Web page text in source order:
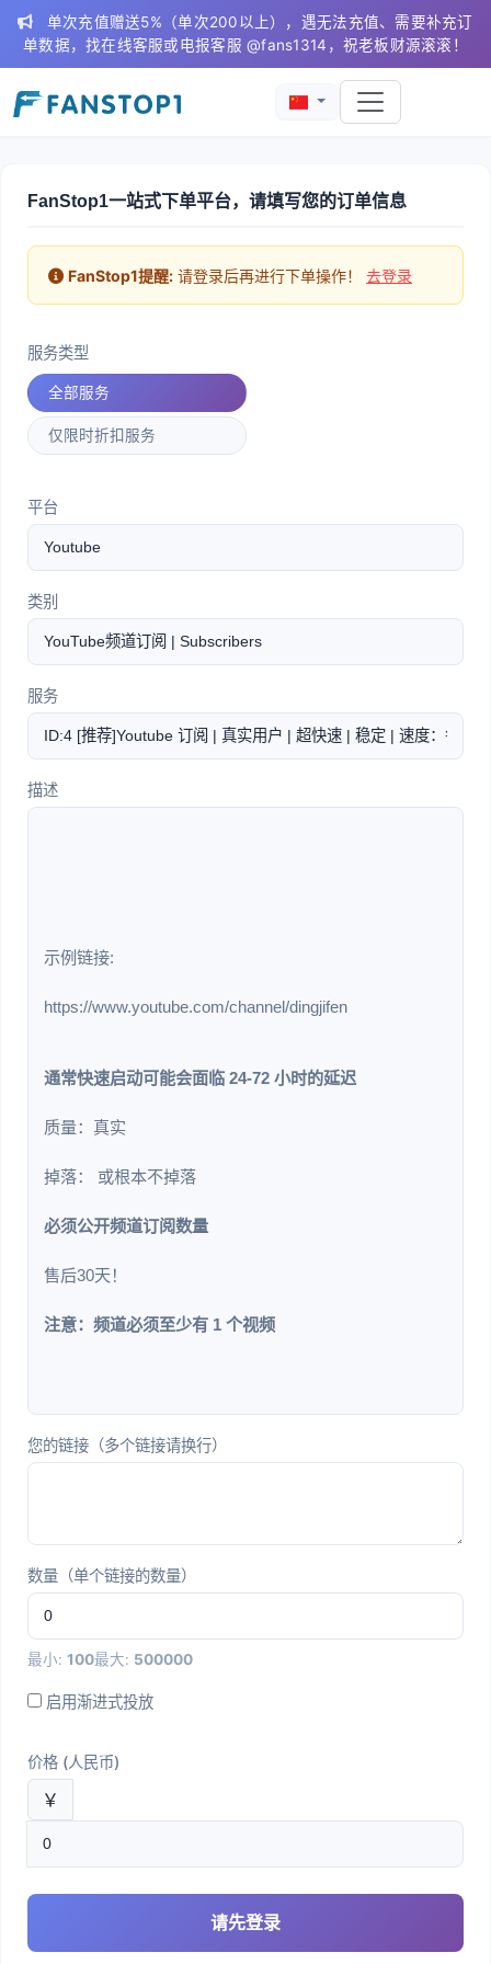
单次充值赠送5%（单次200以上），遇无法充值、需要补充订
单数据，找在线客服或电报客服 @fans1314，祝老板财源滚滚！
FanStop1一站式下单平台，请填写您的订单信息
FanStop1提醒: 请登录后再进行下单操作！ 去登录
服务类型
全部服务
仅限时折扣服务
平台
类别
服务
描述
示例链接:
https://www.youtube.com/channel/dingjifen
通常快速启动可能会面临 24-72 小时的延迟
质量：真实
掉落： 或根本不掉落
必须公开频道订阅数量
售后30天！
注意：频道必须至少有 1 个视频
您的链接（多个链接请换行）
数量（单个链接的数量）
最小: 100最大: 500000
启用渐进式投放
价格 (人民币)
￥
请先登录